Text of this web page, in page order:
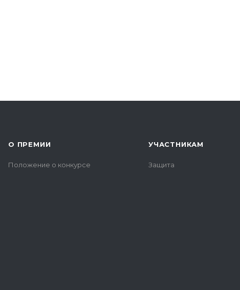
О ПРЕМИИ
Положение о конкурсе
УЧАСТНИКАМ
Защита